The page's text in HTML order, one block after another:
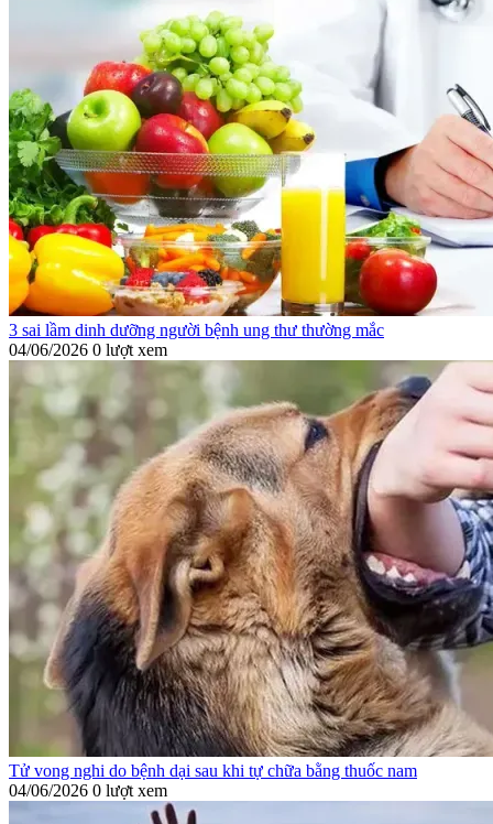
3 sai lầm dinh dưỡng người bệnh ung thư thường mắc
04/06/2026 0 lượt xem
Tử vong nghi do bệnh dại sau khi tự chữa bằng thuốc nam
04/06/2026 0 lượt xem